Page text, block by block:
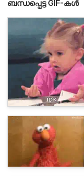
ബന്ധപ്പെട്ട GIF-കൾ